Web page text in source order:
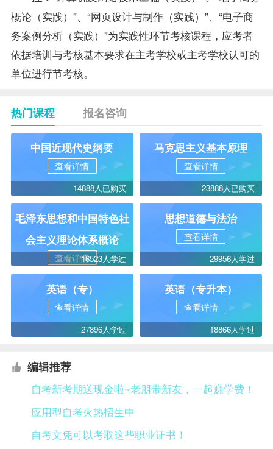
概论（实践）”、“网页设计与制作（实践）”、“电子商
务案例分析（实践）”为实践性环节考核课程，应考者
依据培训与考核基本要求在主考学校或主考学校认可的
单位进行节考核。
热门课程 报名咨询
中国近现代史纲要
查看详情
14888人已购买
马克思主义基本原理
查看详情
23888人已购买
毛泽东思想和中国特色社
会主义理论体系概论
查看详情16523人学过
思想道德与法治
查看详情
29956人学过
英语（专）
查看详情
27896人学过
英语（专升本）
查看详情
18866人学过
编辑推荐
自考新考期送现金啦~老朋带新友，一起赚学费！
应用型自考火热招生中
自考文凭可以考取这些职业证书！